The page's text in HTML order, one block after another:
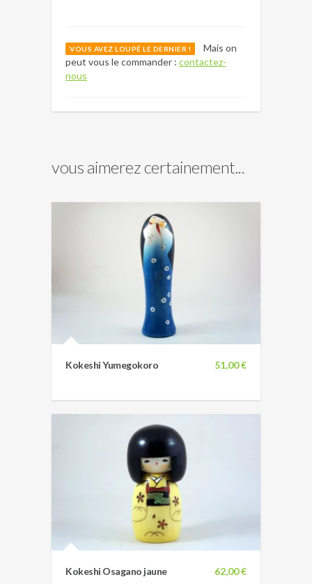
VOUS AVEZ LOUPÉ LE DERNIER !
Mais on
peut vous le commander : contactez-
nous
vous aimerez certainement...
51,00 €
Kokeshi Yumegokoro
62,00 €
Kokeshi Osagano jaune